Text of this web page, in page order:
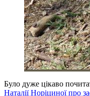
Було дуже цікаво
Наталії Норіциної про